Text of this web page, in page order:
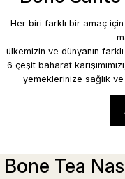
Her biri farklı bir amaç
ülkemizin ve dünyanın
6 çeşit baharat
yemeklerinize sağlık
Yeni
Bone Tea